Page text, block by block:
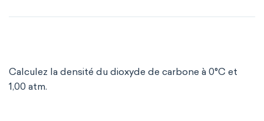
Calculez la densité du dioxyde de carbone à 0°C et
1,00 atm.